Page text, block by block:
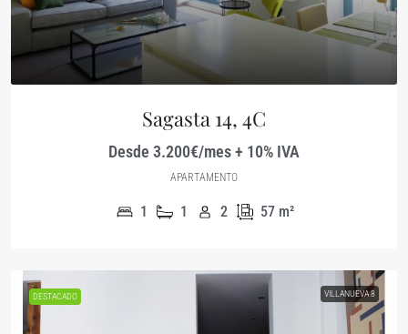
Sagasta 14, 4C
Desde 3.200€/mes + 10% IVA
APARTAMENTO
1 1 2 57 m²
DESTACADO VILLANUEVA 8